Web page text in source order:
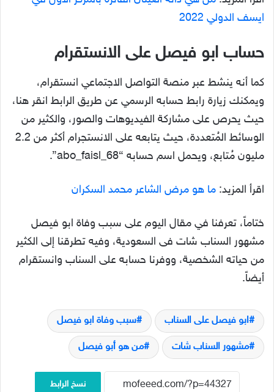
ايسف الدولي 2022
حساب ابو فيصل على الانستقرام
كما أنه ينشط عبر منصة التواصل الاجتماعي انستقرام،
ويمكنك زيارة رابط حسابه الرسمي عن طريق الرابط انقر هنا،
حيث يحرص على مشاركة الفيديوهات والصور، والكثير من
الوسائط المُتعددة، حيث يتابعه على الانستجرام أكثر من 2.2
مليون مُتابع، ويحمل اسم حسابه “abo_faisl_68”.
اقرأ المزيد: ما هو مرض الشاعر محمد السكران
ختاماً، تعرفنا في مقال اليوم على سبب وفاة ابو فيصل
مشهور السناب شات فى السعودية، وفيه تطرقنا إلى الكثير
من حياته الشخصية، ووفرنا حسابه على السناب وانستقرام
أيضاً.
ابو فيصل على السناب سبب وفاة ابو فيصل
مشهور السناب شات من هو أبو فيصل
نسخ الرابط